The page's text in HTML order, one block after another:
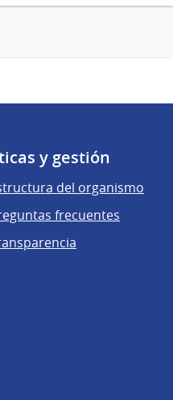
y gestión
del organismo
frecuentes